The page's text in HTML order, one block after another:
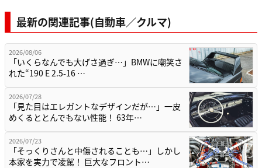
最新の関連記事(自動車／クルマ)
2026/08/06
「いくらなんでも大げさ過ぎ…」BMWに嘲笑さ
れた“190 E 2.5-16 …
2026/07/28
「見た目はエレガントなデザインだが…」一皮
めくるととんでもない性能！ 63年…
2026/07/23
「そっくりさんと中傷されることも…」しかし
本家を実力で凌駕！ 巨大なフロント…